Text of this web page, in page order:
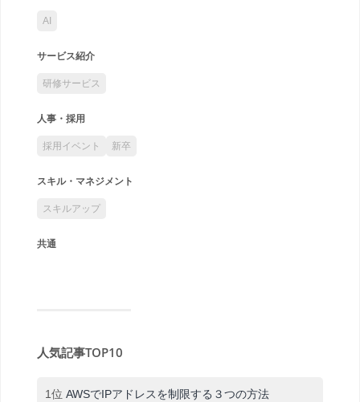
AI
サービス紹介
研修サービス
人事・採用
採用イベント 新卒
スキル・マネジメント
スキルアップ
共通
人気記事TOP10
1位 AWSでIPアドレスを制限する３つの方法